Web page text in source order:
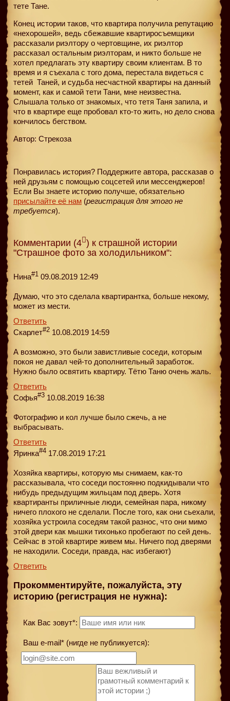
тете Тане.
Конец истории таков, что квартира получила репутацию
«нехорошей», ведь сбежавшие квартиросъемщики
рассказали риэлтору о чертовщине, их риэлтор
рассказал остальным риэлторам, и никто больше не
хотел предлагать эту квартиру своим клиентам. В то
время и я съехала с того дома, перестала видеться с
тетей Таней, и судьба несчастной квартиры на данный
момент, как и самой тети Тани, мне неизвестна.
Слышала только от знакомых, что тетя Таня запила, и
что в квартире еще пробовал кто-то жить, но дело снова
кончилось бегством.
Автор: Стрекоза
Понравилась история? Поддержите автора, рассказав о
ней друзьям с помощью соцсетей или мессенджеров!
Если Вы знаете историю получше, обязательно
присылайте её нам (регистрация для этого не
требуется).
Комментарии (4 ) к страшной истории
"Страшное фото за холодильником":
Нина#1 09.08.2019 12:49
Думаю, что это сделала квартирантка, больше некому,
может из мести.
Ответить
Скарлет#2 10.08.2019 14:59
А возможно, это были завистливые соседи, которым
покоя не давал чей-то дополнительный заработок.
Нужно было освятить квартиру. Тётю Таню очень жаль.
Ответить
Софья#3 10.08.2019 16:38
Фотографию и кол лучше было сжечь, а не
выбрасывать.
Ответить
Яринка#4 17.08.2019 17:21
Хозяйка квартиры, которую мы снимаем, как-то
рассказывала, что соседи постоянно подкидывали что
нибудь предыдущим жильцам под дверь. Хотя
квартиранты приличные люди, семейная пара, никому
ничего плохого не сделали. После того, как они сьехали,
хозяйка устроила соседям такой разнос, что они мимо
этой двери как мышки тихонько пробегают по сей день.
Сейчас в этой квартире живем мы. Ничего под дверями
не находили. Соседи, правда, нас избегают)
Ответить
Прокомментируйте, пожалуйста, эту
историю (регистрация не нужна):
Как Вас зовут*:
Ваш e-mail* (нигде не публикуется):